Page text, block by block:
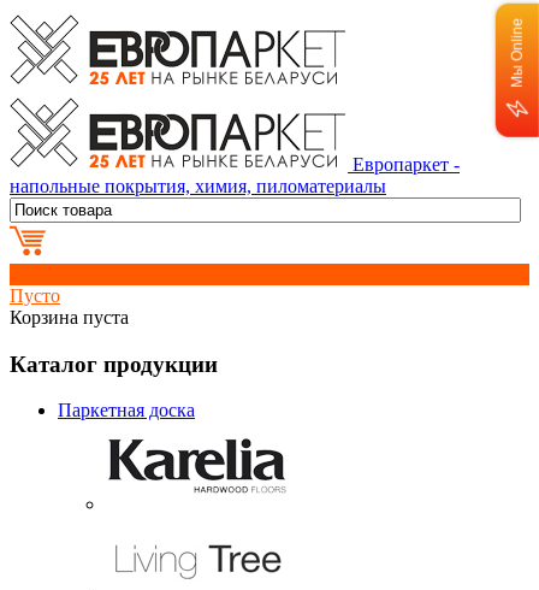
Европаркет -
напольные покрытия, химия, пиломатериалы
Пусто
Корзина пуста
Каталог продукции
Паркетная доска
Мы Online